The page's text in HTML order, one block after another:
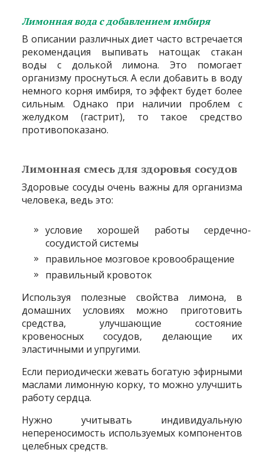
Лимонная вода с добавлением имбиря
В описании различных диет часто встречается
рекомендация выпивать натощак стакан
воды с долькой лимона. Это помогает
организму проснуться. А если добавить в воду
немного корня имбиря, то эффект будет более
сильным. Однако при наличии проблем с
желудком (гастрит), то такое средство
противопоказано.
Лимонная смесь для здоровья сосудов
Здоровые сосуды очень важны для организма
человека, ведь это:
условие хорошей работы сердечно-
сосудистой системы
правильное мозговое кровообращение
правильный кровоток
Используя полезные свойства лимона, в
домашних условиях можно приготовить
средства, улучшающие состояние
кровеносных сосудов, делающие их
эластичными и упругими.
Если периодически жевать богатую эфирными
маслами лимонную корку, то можно улучшить
работу сердца.
Нужно учитывать индивидуальную
непереносимость используемых компонентов
целебных средств.